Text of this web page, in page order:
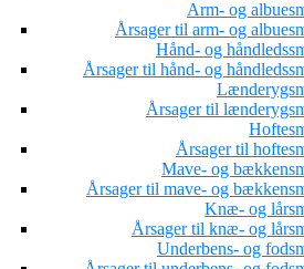
Arm- og
Årsager til arm- og
Hånd- og
Årsager til hånd- og
Årsager til
Årsager til
Mave- og
Årsager til mave- og
Knæ- og
Årsager til knæ- og
Underbens- og